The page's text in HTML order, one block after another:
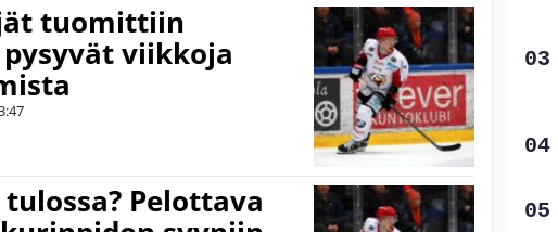
tuomittiin
viikkoja
Pelottava